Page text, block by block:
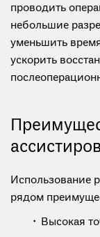
проводить
небольшие
уменьшить
ускорить
Использование
рядом
Высокая